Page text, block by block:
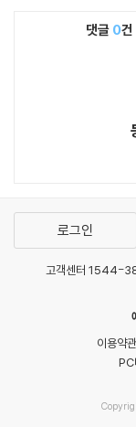
댓글 0건
로그인
고객센터 1544-
이용약관
PC